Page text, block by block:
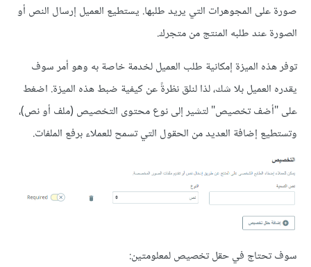
صورة على المجوهرات التي يريد طلبها. يستطيع العميل إرسال النص أو
الصورة عند طلبه المنتج من متجرك.
توفر هذه الميزة إمكانية طلب العميل لخدمة خاصة به وهو أمر سوف
يقدره العميل بلا شك، لذا لنلق نظرةً عن كيفية ضبط هذه الميزة. اضغط
على "أضف تخصيص" لتشير إلى نوع محتوى التخصيص (ملف أو نص)،
وتستطيع إضافة العديد من الحقول التي تسمح للعملاء برفع الملفات.
سوف تحتاج في حقل تخصيص لمعلومتين: